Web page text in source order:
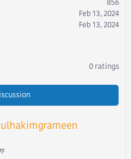
856
Feb 13, 2024
Feb 13, 2024
0 ratings